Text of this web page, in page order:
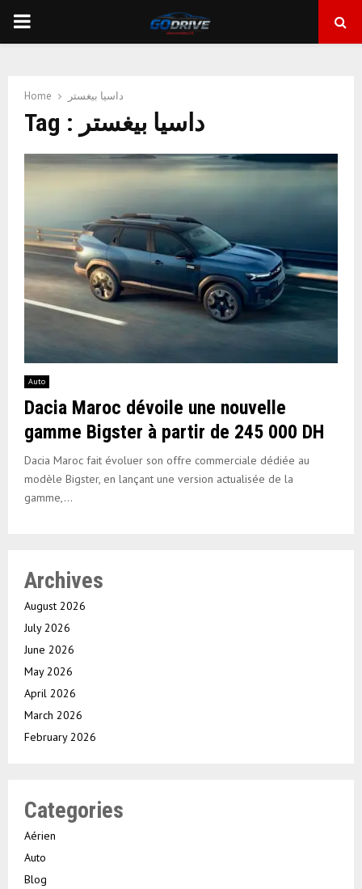
PRIMARY
Home داسيا بيغستر
Tag : داسيا بيغستر
Auto
Dacia Maroc dévoile une nouvelle
gamme Bigster à partir de 245 000 DH
Dacia Maroc fait évoluer son offre commerciale dédiée au
modèle Bigster, en lançant une version actualisée de la
gamme,...
Archives
August 2026
July 2026
June 2026
May 2026
April 2026
March 2026
February 2026
Categories
Aérien
Auto
Blog